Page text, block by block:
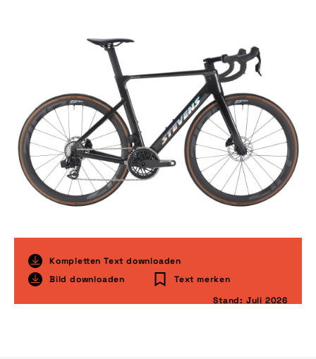
Kompletten Text downloaden
Bild downloaden
Text merken
Stand: Juli 2026